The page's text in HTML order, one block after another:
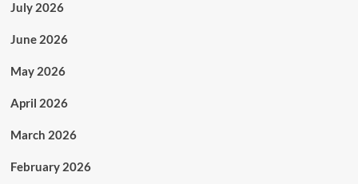
July 2026
June 2026
May 2026
April 2026
March 2026
February 2026